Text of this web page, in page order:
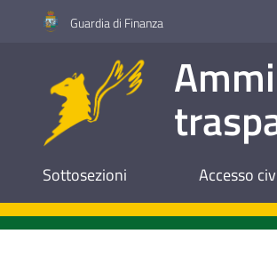
Vai al contenuto
Vai alla navigazione
Vai al footerGuardia di Finanza
Sottosezioni Accesso